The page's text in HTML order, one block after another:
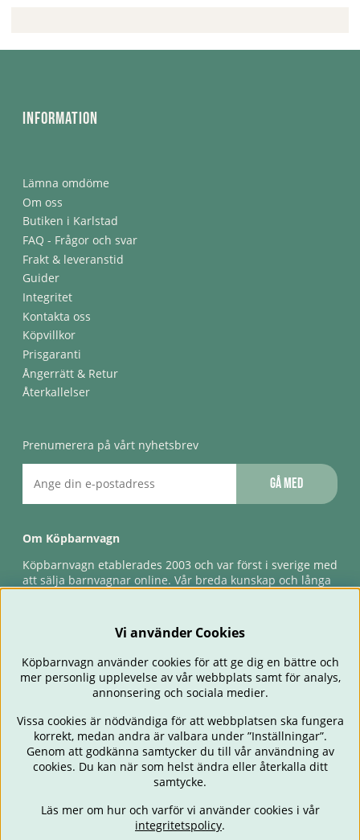
Information
Lämna omdöme
Om oss
Butiken i Karlstad
FAQ - Frågor och svar
Frakt & leveranstid
Guider
Integritet
Kontakta oss
Köpvillkor
Prisgaranti
Ångerrätt & Retur
Återkallelser
Prenumerera på vårt nyhetsbrev
Gå med
Om Köpbarnvagn
Köpbarnvagn etablerades 2003 och var först i sverige med
att sälja barnvagnar online. Vår breda kunskap och långa
förlossningsgaranti & förlängd ångerrätt.
BARNVAGNAR BILSTOLAR BABY ÄTA & MATA
RESA
OUTLET
PRESENTTIPS
Vi använder Cookies
Köpbarnvagn använder cookies för att ge dig en bättre och
mer personlig upplevelse av vår webbplats samt för analys,
annonsering och sociala medier.
Vissa cookies är nödvändiga för att webbplatsen ska fungera
korrekt, medan andra är valbara under ”Inställningar”.
Genom att godkänna samtycker du till vår användning av
cookies. Du kan när som helst ändra eller återkalla ditt
samtycke.
Läs mer om hur och varför vi använder cookies i vår
integritetspolicy.